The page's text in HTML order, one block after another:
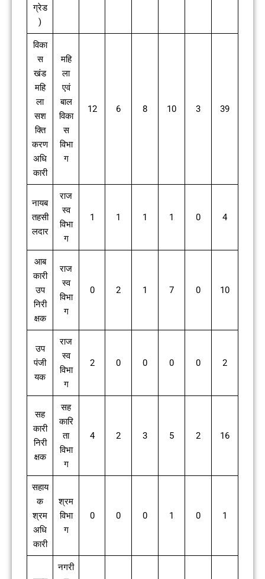
ग्रेड
)
विका
स
खंड
महि
ला
सश
क्ति
करण
अधि
कारी
महि
ला
एवं
बाल
विका
स
विभा
ग
12 6 8 10 3 39
नायब
तहसी
लदार
राज
स्व
विभा
ग
1 1 1 1 0 4
आब
कारी
उप
निरी
क्षक
राज
स्व
विभा
ग
0 2 1 7 0 10
उप
पंजी
यक
राज
स्व
विभा
ग
2 0 0 0 0 2
सह
कारी
निरी
क्षक
सह
कारि
ता
विभा
ग
4 2 3 5 2 16
सहाय
क
श्रम
अधि
कारी
श्रम
विभा
ग
0 0 0 1 0 1
नगरी